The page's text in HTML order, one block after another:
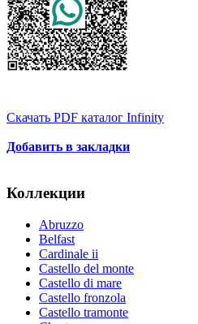
Скачать PDF каталог Infinity
Добавить в закладки
Коллекции
Abruzzo
Belfast
Cardinale ii
Castello del monte
Castello di mare
Castello fronzola
Castello tramonte